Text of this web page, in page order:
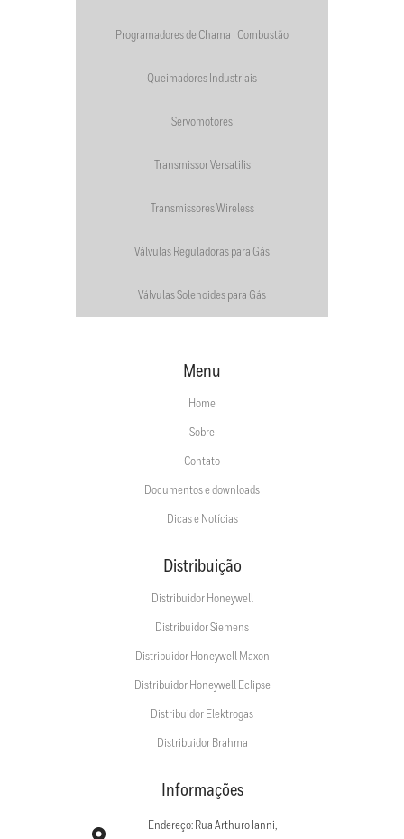
Programadores de Chama | Combustão
Queimadores Industriais
Servomotores
Transmissor Versatilis
Transmissores Wireless
Válvulas Reguladoras para Gás
Válvulas Solenoides para Gás
Menu
Home
Sobre
Contato
Documentos e downloads
Dicas e Notícias
Distribuição
Distribuidor Honeywell
Distribuidor Siemens
Distribuidor Honeywell Maxon
Distribuidor Honeywell Eclipse
Distribuidor Elektrogas
Distribuidor Brahma
Informações
Endereço: Rua Arthuro Ianni,